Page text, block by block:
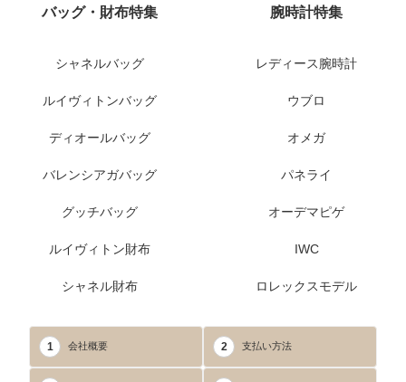
バッグ・財布特集
シャネルバッグ
ルイヴィトンバッグ
ディオールバッグ
バレンシアガバッグ
グッチバッグ
ルイヴィトン財布
シャネル財布
腕時計特集
レディース腕時計
ウブロ
オメガ
パネライ
オーデマピゲ
IWC
ロレックスモデル
1 会社概要 2 支払い方法